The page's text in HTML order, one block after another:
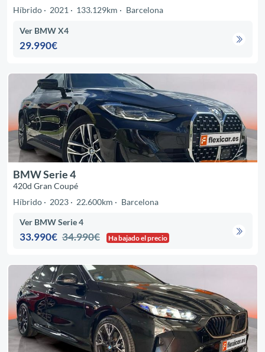
Híbrido
2021 133.129km Barcelona
Ver BMW X4
29.990€
BMW Serie 4
420d Gran Coupé
Híbrido
2023 22.600km Barcelona
Ver BMW Serie 4
33.990€ 34.990€ Ha bajado el precio